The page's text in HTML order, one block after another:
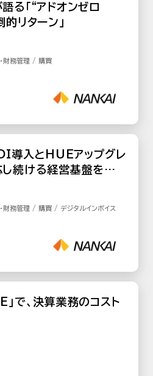
る「“アドオンゼロ
リターン」
財務管理 / 購買
導入とHUEアップグレ
し続ける経営基盤を構
務管理 / 購買 / デジタルインボイス
で、決算業務のコスト